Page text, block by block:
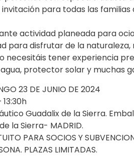
para todas las
actividad planeada para
para disfrutar de la
necesitáis tener experiencia
protector solar y muchas
23 DE JUNIO DE 2024
13:30h
Guadalix de la Sierra.
la Sierra- MADRID.
PARA SOCIOS Y
PLAZAS LIMITADAS.